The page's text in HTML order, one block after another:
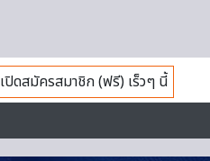
เปิดสมัครสมาชิก (ฟรี) เร็วๆ นี้